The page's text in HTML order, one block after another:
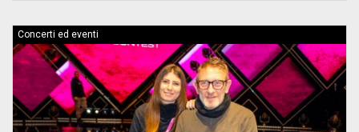
Concerti ed eventi